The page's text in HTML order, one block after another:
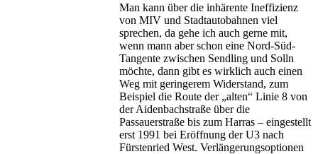
Man kann über die inhärente Ineffizienz
von MIV und Stadtautobahnen viel
sprechen, da gehe ich auch gerne mit,
wenn mann aber schon eine Nord-Süd-
Tangente zwischen Sendling und Solln
möchte, dann gibt es wirklich auch einen
Weg mit geringerem Widerstand, zum
Beispiel die Route der „alten“ Linie 8 von
der Aidenbachstraße über die
Passauerstraße bis zum Harras – eingestellt
erst 1991 bei Eröffnung der U3 nach
Fürstenried West. Verlängerungsoptionen